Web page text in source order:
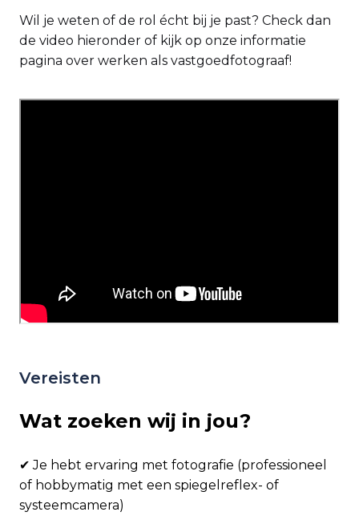
Wil je weten of de rol écht bij je past? Check dan
de video hieronder of kijk op onze informatie
pagina over werken als vastgoedfotograaf!
Vereisten
Wat zoeken wij in jou?
✔ Je hebt ervaring met fotografie (professioneel
of hobbymatig met een spiegelreflex- of
systeemcamera)